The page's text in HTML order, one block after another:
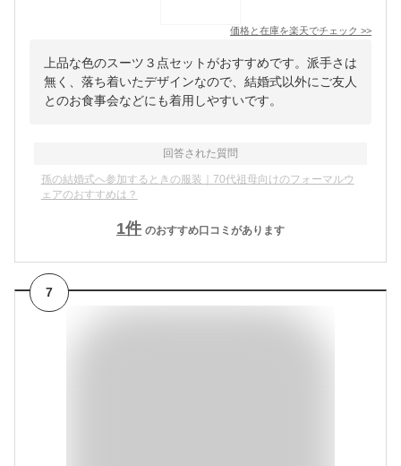
価格と在庫を楽天でチェック >>
上品な色のスーツ３点セットがおすすめです。派手さは
無く、落ち着いたデザインなので、結婚式以外にご友人
とのお食事会などにも着用しやすいです。
回答された質問
孫の結婚式へ参加するときの服装｜70代祖母向けのフォーマルウ
ェアのおすすめは？
1件 のおすすめ口コミがあります
7